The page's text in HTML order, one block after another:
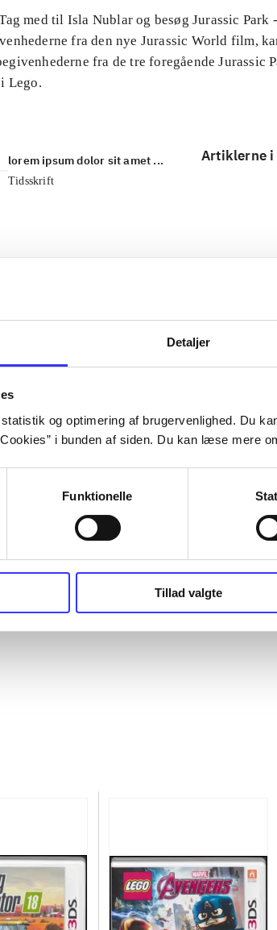
Detaljer
og optimering af brugervenlighed. Du
i bunden af siden. Du kan læse mere
Funktionelle
Tillad valgte
med til Isla Nublar og besøg Jurassic Park
fra den nye Jurassic World film,
fra de tre foregående Jurassic
Lego.
lorem ipsum dolor sit amet ...
Tidsskrift
Artiklerne i